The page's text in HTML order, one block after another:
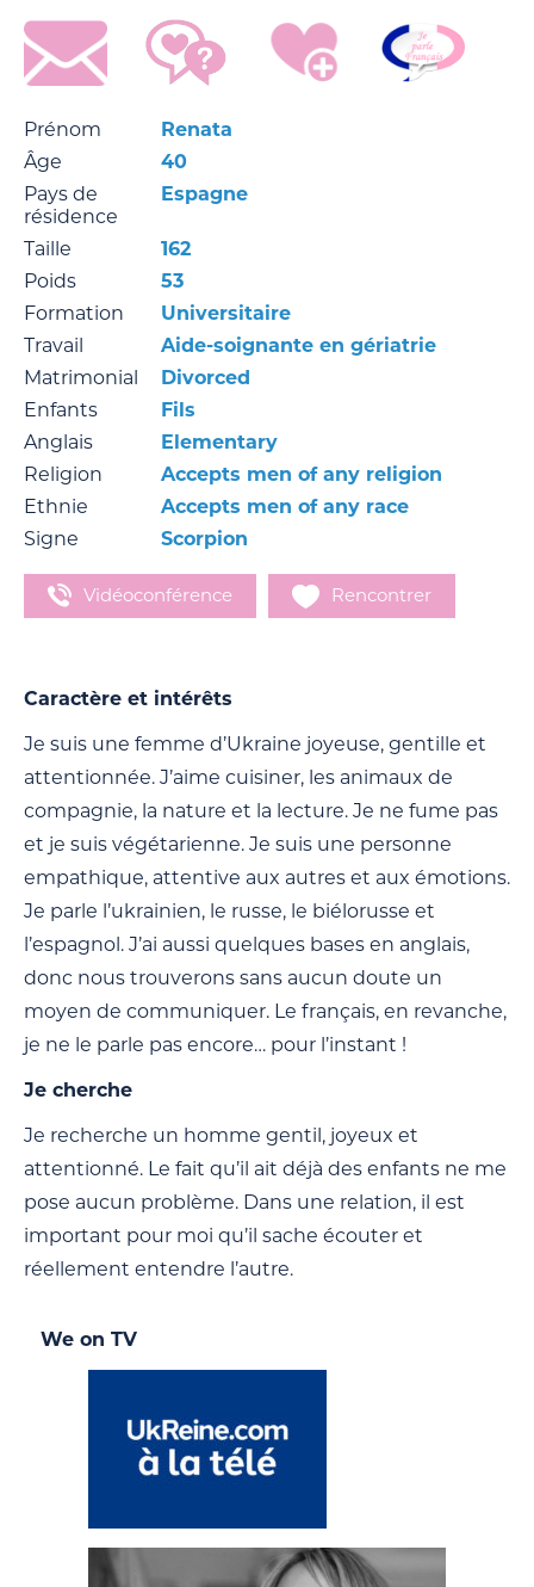
Prénom
Renata
Âge
40
Pays de
résidence
Espagne
Taille
162
Poids
53
Formation
Universitaire
Travail
Aide-soignante en gériatrie
Matrimonial
Divorced
Enfants
Fils
Anglais
Elementary
Religion
Accepts men of any religion
Ethnie
Accepts men of any race
Signe
Scorpion
Vidéoconférence Rencontrer
Caractère et intérêts
Je suis une femme d’Ukraine joyeuse, gentille et
attentionnée. J’aime cuisiner, les animaux de
compagnie, la nature et la lecture. Je ne fume pas
et je suis végétarienne. Je suis une personne
empathique, attentive aux autres et aux émotions.
Je parle l’ukrainien, le russe, le biélorusse et
l’espagnol. J’ai aussi quelques bases en anglais,
donc nous trouverons sans aucun doute un
moyen de communiquer. Le français, en revanche,
je ne le parle pas encore… pour l’instant !
Je cherche
Je recherche un homme gentil, joyeux et
attentionné. Le fait qu’il ait déjà des enfants ne me
pose aucun problème. Dans une relation, il est
important pour moi qu’il sache écouter et
réellement entendre l’autre.
We on TV